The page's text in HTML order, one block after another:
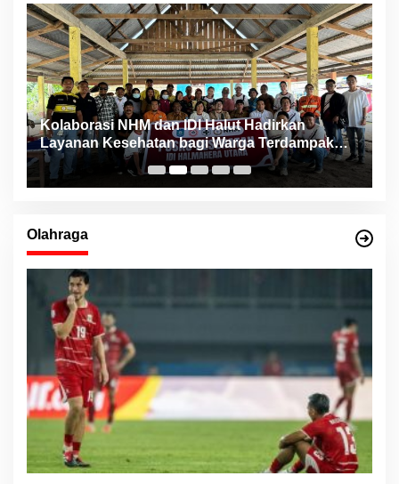
Kolaborasi NHM dan IDI Halut Hadirkan
Layanan Kesehatan bagi Warga Terdampak
Bencana Kao Barat
Olahraga